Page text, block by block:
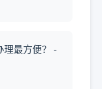
理最方便？ -